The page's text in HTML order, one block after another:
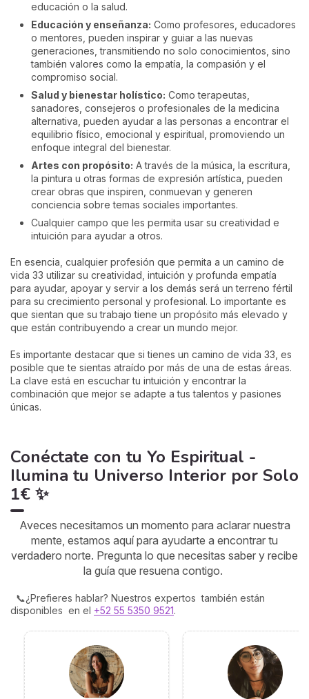
educación o la salud.
Educación y enseñanza: Como profesores, educadores
o mentores, pueden inspirar y guiar a las nuevas
generaciones, transmitiendo no solo conocimientos, sino
también valores como la empatía, la compasión y el
compromiso social.
Salud y bienestar holístico: Como terapeutas,
sanadores, consejeros o profesionales de la medicina
alternativa, pueden ayudar a las personas a encontrar el
equilibrio físico, emocional y espiritual, promoviendo un
enfoque integral del bienestar.
Artes con propósito: A través de la música, la escritura,
la pintura u otras formas de expresión artística, pueden
crear obras que inspiren, conmuevan y generen
conciencia sobre temas sociales importantes.
Cualquier campo que les permita usar su creatividad e
intuición para ayudar a otros.
En esencia, cualquier profesión que permita a un camino de
vida 33 utilizar su creatividad, intuición y profunda empatía
para ayudar, apoyar y servir a los demás será un terreno fértil
para su crecimiento personal y profesional. Lo importante es
que sientan que su trabajo tiene un propósito más elevado y
que están contribuyendo a crear un mundo mejor.
Es importante destacar que si tienes un camino de vida 33, es
posible que te sientas atraído por más de una de estas áreas.
La clave está en escuchar tu intuición y encontrar la
combinación que mejor se adapte a tus talentos y pasiones
únicas.
Conéctate con tu Yo Espiritual -
Ilumina tu Universo Interior por Solo
1€ ✨
Aveces necesitamos un momento para aclarar nuestra
mente, estamos aquí para ayudarte a encontrar tu
verdadero norte. Pregunta lo que necesitas saber y recibe
la guía que resuena contigo.
📞¿Prefieres hablar? Nuestros expertos también están
disponibles en el +52 55 5350 9521.